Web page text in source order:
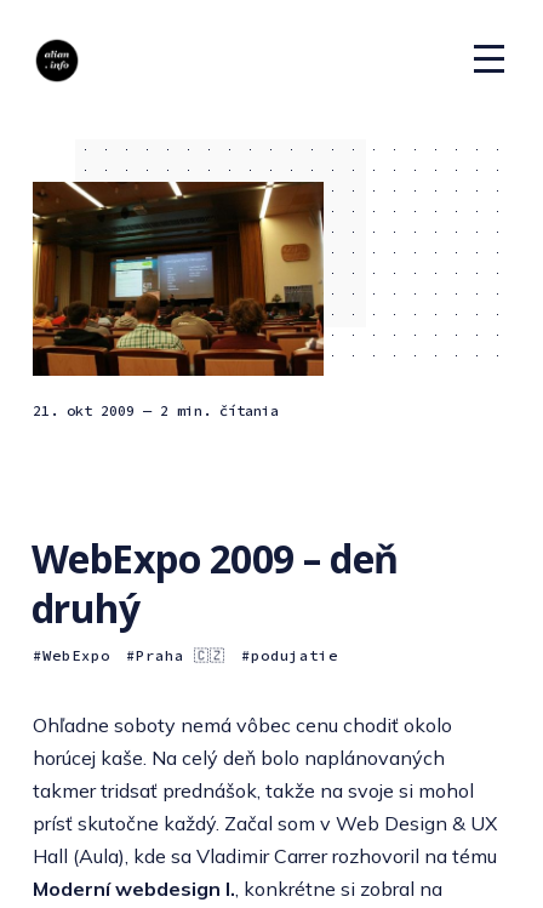
21. okt 2009 — 2 min. čítania
WebExpo 2009 – deň
druhý
WebExpo Praha 🇨🇿 podujatie
Ohľadne soboty nemá vôbec cenu chodiť okolo
horúcej kaše. Na celý deň bolo naplánovaných
takmer tridsať prednášok, takže na svoje si mohol
prísť skutočne každý. Začal som v Web Design & UX
Hall (Aula), kde sa Vladimir Carrer rozhovoril na tému
Moderní webdesign I., konkrétne si zobral na